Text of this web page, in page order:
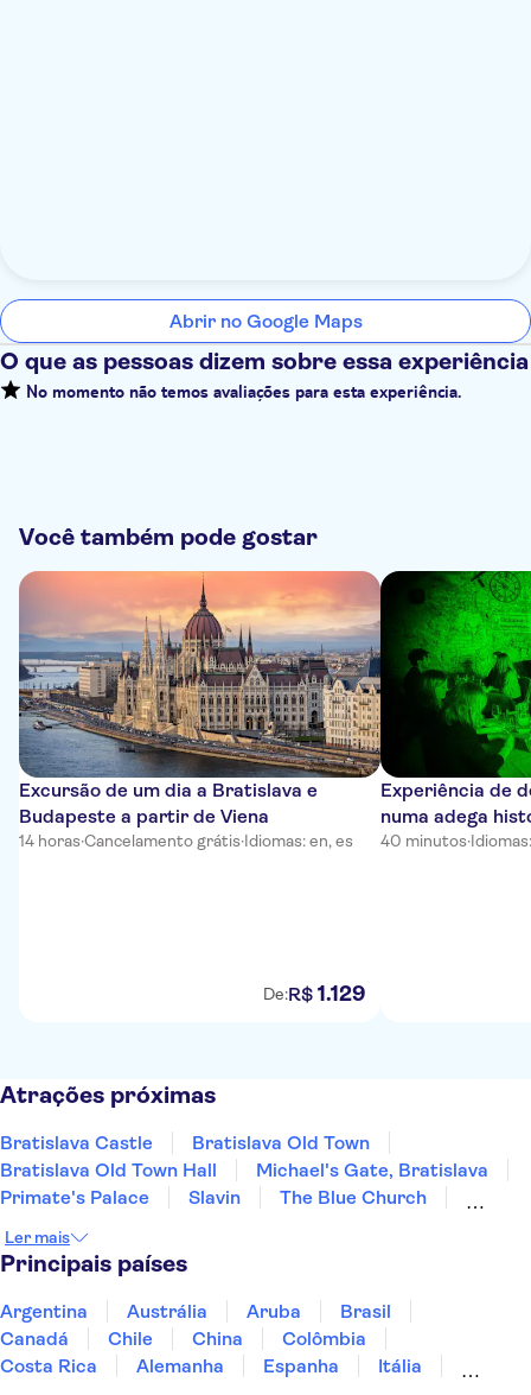
Abrir no Google Maps
O que as pessoas dizem sobre essa experiência
No momento não temos avaliações para esta experiência.
Você também pode gostar
Excursão de um dia a Bratislava e
Budapeste a partir de Viena
14 horas·Cancelamento grátis·Idiomas: en, es
De:R$ 1 .129
Experiência de
numa adega
40 minutos·
Atrações próximas
Bratislava Castle
Bratislava Old Town
Bratislava Old Town Hall
Michael's Gate, Bratislava
Primate's Palace
Slavin
The Blue Church
Devin Castle
Ler mais
Principais países
Argentina Austrália Aruba
Brasil
Canadá
Chile China
Colômbia
Costa Rica
Alemanha Espanha
Itália